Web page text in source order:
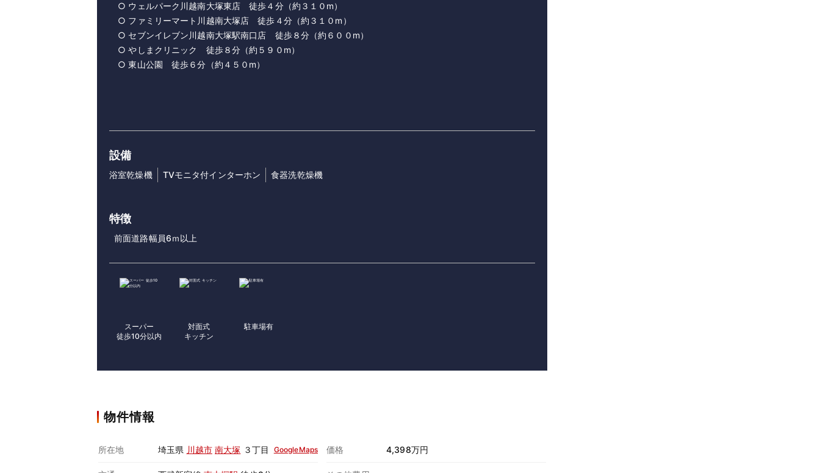
○ ウェルパーク川越南大塚東店 徒歩４分（約３１０m）
○ ファミリーマート川越南大塚店 徒歩４分（約３１０m）
○ セブンイレブン川越南大塚駅南口店 徒歩８分（約６００m）
○ やしまクリニック 徒歩８分（約５９０m）
○ 東山公園 徒歩６分（約４５０m）
設備
浴室乾燥機 TVモニタ付インターホン 食器洗乾燥機
特徴
前面道路幅員6ｍ以上
スーパー
徒歩10分以内
対面式
キッチン
駐車場有
物件情報
所在地 埼玉県 川越市 南大塚 ３丁目 GoogleMaps 価格 4,398万円